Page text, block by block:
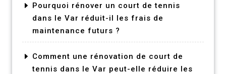
Pourquoi rénover un court de tennis
dans le Var réduit-il les frais de
maintenance futurs ?
Comment une rénovation de court de
tennis dans le Var peut-elle réduire les